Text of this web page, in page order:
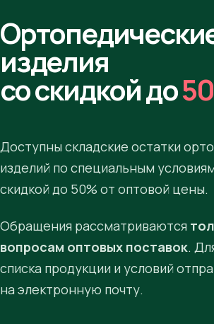
изделия
со скидкой до
Доступны складские остатки
изделий по специальным
скидкой до 50% от оптовой цены.
Обращения рассматриваются
вопросам оптовых поставок.
списка продукции и условий
на электронную почту.